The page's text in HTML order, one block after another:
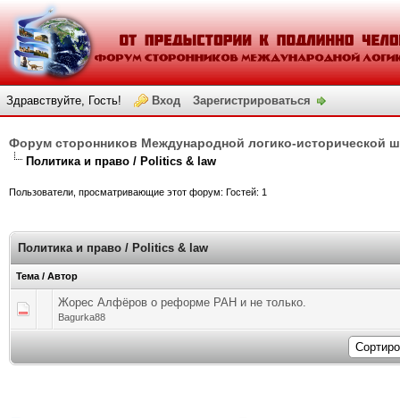
Здравствуйте, Гость! Вход Зарегистрироваться
Форум сторонников Международной логико-исторической
Политика и право / Politics & law
Пользователи, просматривающие этот форум: Гостей: 1
Политика и право / Politics & law
Тема / Автор
Жорес Алфёров о реформе РАН и не только.
Bagurka88
Голосов: 0 - Средняя оценка: 0 из 5
1234 5